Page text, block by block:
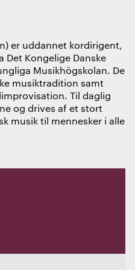
er uddannet kordirigent,
Kongelige Danske
Musikhögskolan. De
musiktradition samt
Til daglig
og drives af et stort
musik til mennesker i alle